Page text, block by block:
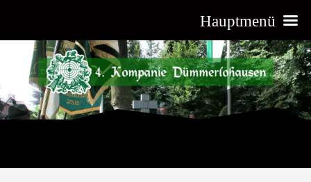
Hauptmenü